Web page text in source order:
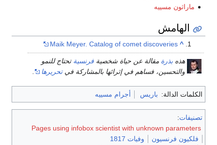
ماراثون مسييه
الهامش
^
Maik Meyer. Catalog of comet discoveries
هذه بذرة مقالة عن حياة شخصية فرنسية تحتاج للنمو
والتحسين، فساهم في إثرائها بالمشاركة فيتحريرها .
الكلمات الدالة: باريس أجرام مسييه
تصنيفات:
Pages using infobox scientist with unknown parameters
فلكيون فرنسيون
وفيات 1817